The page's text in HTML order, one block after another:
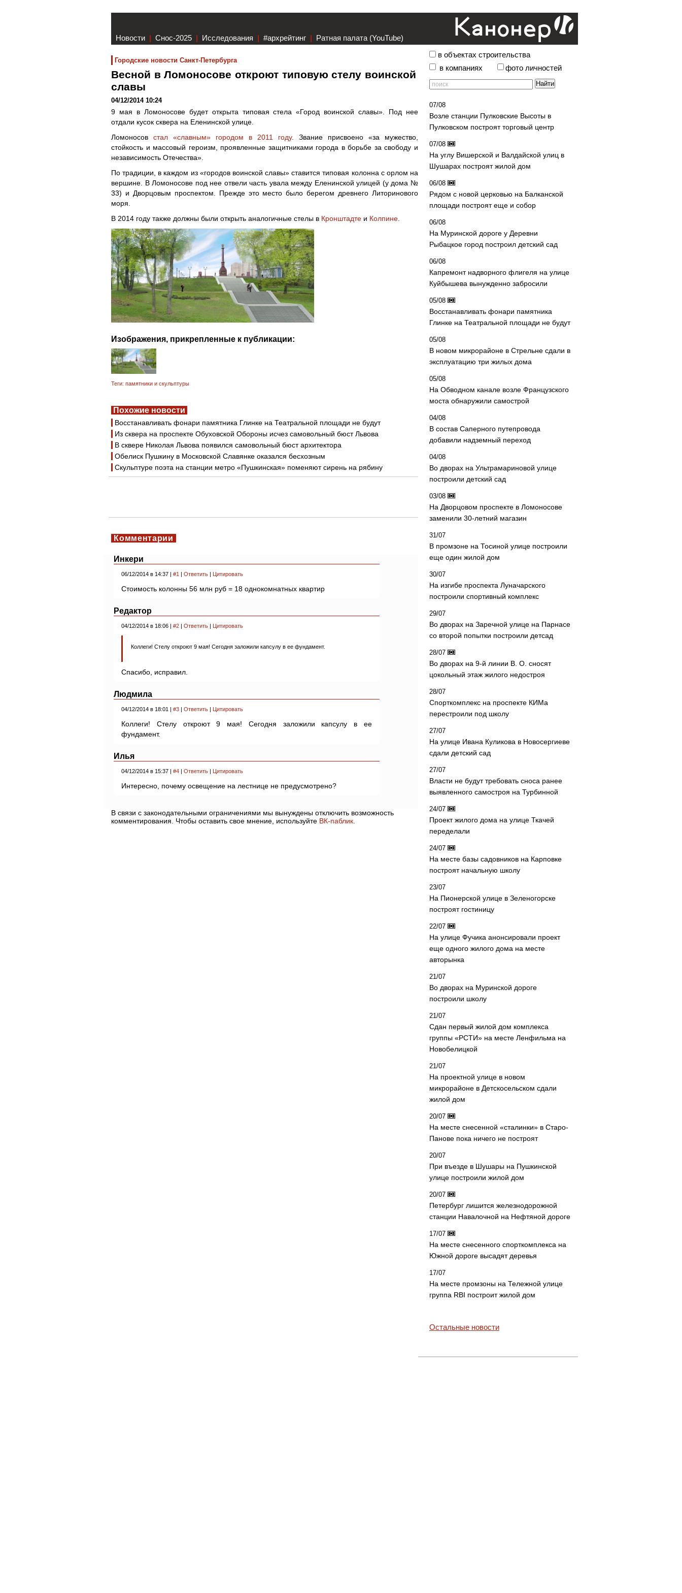
Новости | Снос-2025 | Исследования | #архрейтинг | Ратная палата (YouTube)
Городские новости Санкт-Петербурга
Весной в Ломоносове откроют типовую стелу воинской
славы
04/12/2014 10:24
9 мая в Ломоносове будет открыта типовая стела «Город воинской славы». Под нее
отдали кусок сквера на Еленинской улице.
Ломоносов стал «славным» городом в 2011 году. Звание присвоено «за мужество,
стойкость и массовый героизм, проявленные защитниками города в борьбе за свободу и
независимость Отечества».
По традиции, в каждом из «городов воинской славы» ставится типовая колонна с орлом на
вершине. В Ломоносове под нее отвели часть увала между Еленинской улицей (у дома №
33) и Дворцовым проспектом. Прежде это место было берегом древнего Литоринового
моря.
В 2014 году также должны были открыть аналогичные стелы в Кронштадте и Колпине
Изображения, прикрепленные к публикации:
Теги: памятники и скульптуры
Похожие новости
Восстанавливать фонари памятника Глинке на Театральной площади не будут
Из сквера на проспекте Обуховской Обороны исчез самовольный бюст Львова
В сквере Николая Львова появился самовольный бюст архитектора
Обелиск Пушкину в Московской Славянке оказался бесхозным
Скульптуре поэта на станции метро «Пушкинская» поменяют сирень на рябину
Комментарии
Инкери
06/12/2014 в 14:37 | #1 | Ответить | Цитировать
Стоимость колонны 56 млн руб = 18 однокомнатных квартир
Редактор
04/12/2014 в 18:06 | #2 | Ответить | Цитировать
Коллеги! Стелу откроют 9 мая! Сегодня заложили капсулу в ее фундамент.
Спасибо, исправил.
Людмила
04/12/2014 в 18:01 | #3 | Ответить | Цитировать
Коллеги! Стелу откроют 9 мая! Сегодня заложили капсулу в ее
фундамент.
Илья
04/12/2014 в 15:37 | #4 | Ответить | Цитировать
Интересно, почему освещение на лестнице не предусмотрено?
В связи с законодательными ограничениями мы вынуждены отключить возможность
комментирования. Чтобы оставить свое мнение, используйте ВК-паблик
в объектах строительства
в компаниях
фото личностей
07/08
Возле станции Пулковские Высоты в
Пулковском построят торговый центр
07/08
На углу Вишерской и Валдайской улиц в
Шушарах построят жилой дом
06/08
Рядом с новой церковью на Балканской
площади построят еще и собор
06/08
На Муринской дороге у Деревни
Рыбацкое город построил детский сад
06/08
Капремонт надворного флигеля на улице
Куйбышева вынужденно забросили
05/08
Восстанавливать фонари памятника
Глинке на Театральной площади не будут
05/08
В новом микрорайоне в Стрельне сдали в
эксплуатацию три жилых дома
05/08
На Обводном канале возле Французского
моста обнаружили самострой
04/08
В состав Саперного путепровода
добавили надземный переход
04/08
Во дворах на Ультрамариновой улице
построили детский сад
03/08
На Дворцовом проспекте в Ломоносове
заменили 30-летний магазин
31/07
В промзоне на Тосиной улице построили
еще один жилой дом
30/07
На изгибе проспекта Луначарского
построили спортивный комплекс
29/07
Во дворах на Заречной улице на Парнасе
со второй попытки построили детсад
28/07
Во дворах на 9-й линии В. О. сносят
цокольный этаж жилого недостроя
28/07
Спорткомплекс на проспекте КИМа
перестроили под школу
27/07
На улице Ивана Куликова в Новосергиеве
сдали детский сад
27/07
Власти не будут требовать сноса ранее
выявленного самостроя на Турбинной
24/07
Проект жилого дома на улице Ткачей
переделали
24/07
На месте базы садовников на Карповке
построят начальную школу
23/07
На Пионерской улице в Зеленогорске
построят гостиницу
22/07
На улице Фучика анонсировали проект
еще одного жилого дома на месте
авторынка
21/07
Во дворах на Муринской дороге
построили школу
21/07
Сдан первый жилой дом комплекса
группы «РСТИ» на месте Ленфильма на
Новобелицкой
21/07
На проектной улице в новом
микрорайоне в Детскосельском сдали
жилой дом
20/07
На месте снесенной «сталинки» в Старо-
Панове пока ничего не построят
20/07
При въезде в Шушары на Пушкинской
улице построили жилой дом
20/07
Петербург лишится железнодорожной
станции Навалочной на Нефтяной дороге
17/07
На месте снесенного спорткомплекса на
Южной дороге высадят деревья
17/07
На месте промзоны на Тележной улице
группа RBI построит жилой дом
Остальные новости